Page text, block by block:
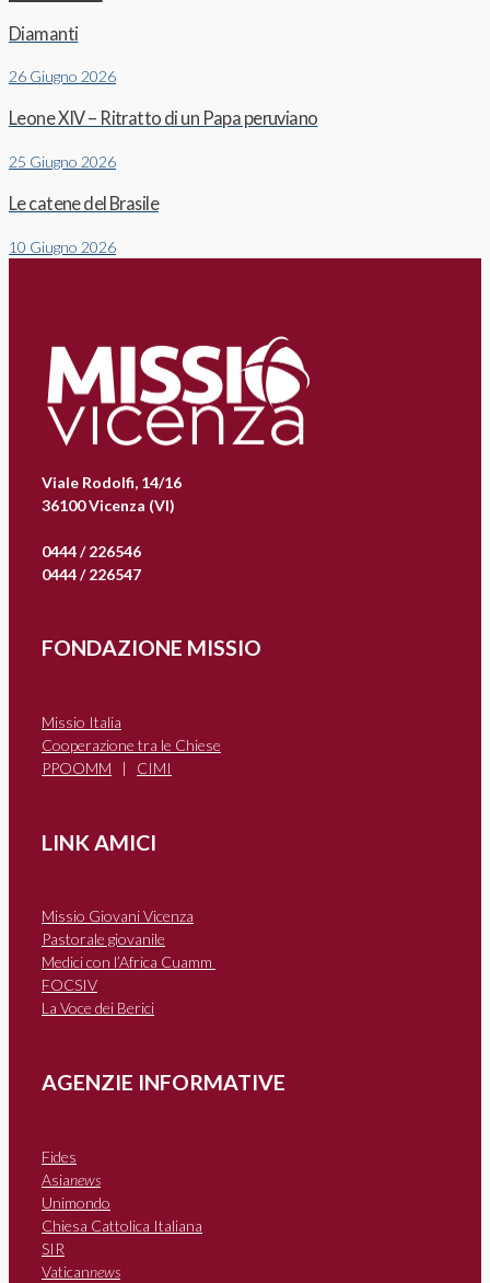
Diamanti
26 Giugno 2026
Leone XIV – Ritratto di un Papa peruviano
25 Giugno 2026
Le catene del Brasile
10 Giugno 2026
Viale Rodolfi, 14/16
36100 Vicenza (VI)
0444 / 226546
0444 / 226547
FONDAZIONE MISSIO
Missio Italia
Cooperazione tra le Chiese
PPOOMM | CIMI
LINK AMICI
Missio Giovani Vicenza
Pastorale giovanile
Medici con l’Africa Cuamm
FOCSIV
La Voce dei Berici
AGENZIE INFORMATIVE
Fides
Asianews
Unimondo
Chiesa Cattolica Italiana
SIR
Vaticannews